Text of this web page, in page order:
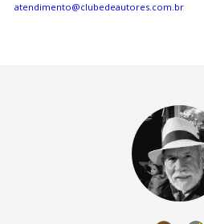
atendimento@clubedeautores.com.br